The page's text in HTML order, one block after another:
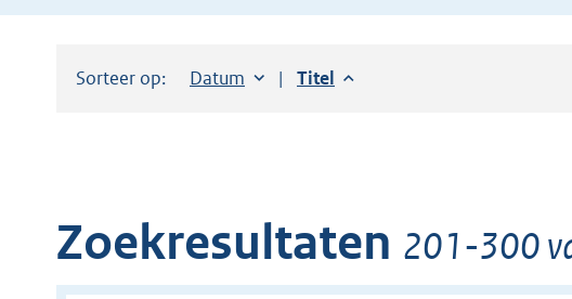
Sorteer op: Sorteer op:
Datum aflopendSorteer op:
Titel aflopend
Zoekresultaten 201-300